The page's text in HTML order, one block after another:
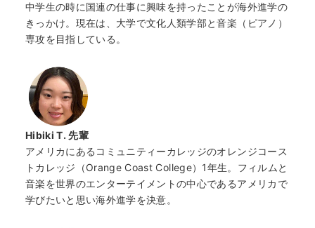
中学生の時に国連の仕事に興味を持ったことが海外進学の
きっかけ。現在は、大学で文化人類学部と音楽（ピアノ）
専攻を目指している。
Hibiki T. 先輩
アメリカにある コミュニティーカレッジのオレンジコース
トカレッジ （Orange Coast College）1年生。 フィルムと
音楽を世界のエンターテイメントの中心であるアメリカで
学びたいと思い海外進学を決意。